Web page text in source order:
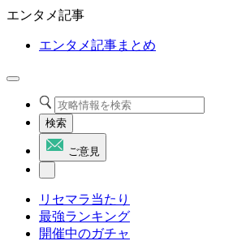
エンタメ記事
エンタメ記事まとめ
検索
ご意見
リセマラ当たり
最強ランキング
開催中のガチャ